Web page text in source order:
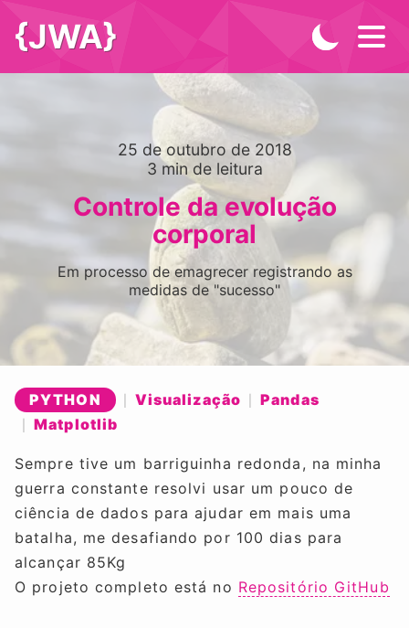
{JWA}
25 de outubro de 2018
3 min de leitura
Controle da evolução
corporal
Em processo de emagrecer registrando as
medidas de "sucesso"
PYTHON Visualização
Pandas
Matplotlib
Sempre tive um barriguinha redonda, na minha
guerra constante resolvi usar um pouco de
ciência de dados para ajudar em mais uma
batalha, me desafiando por 100 dias para
alcançar 85Kg
O projeto completo está no Repositório GitHub